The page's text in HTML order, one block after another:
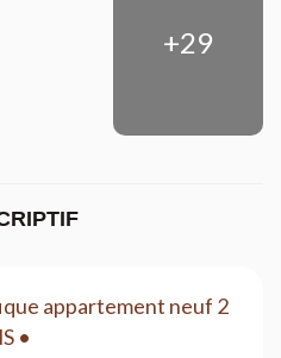
+29
appartement neuf 2
•